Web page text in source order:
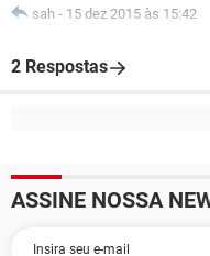
sah - 15 dez 2015 às 15:42
2 Respostas
ASSINE NOSSA